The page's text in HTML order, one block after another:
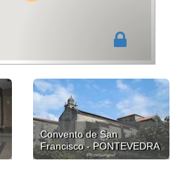
Convento de San
Francisco - PONTEVEDRA